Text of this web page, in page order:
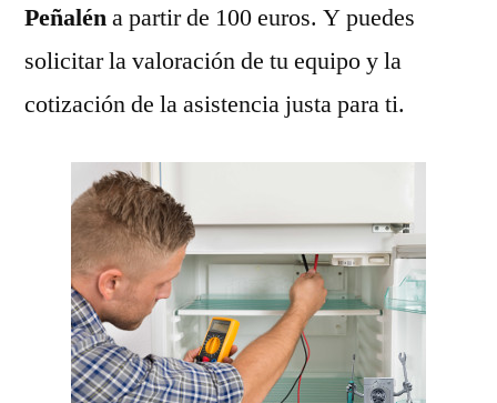
Peñaléna partir de 100 euros. Y puedes
solicitar la valoración de tu equipo y la
cotización de la asistencia justa para ti.